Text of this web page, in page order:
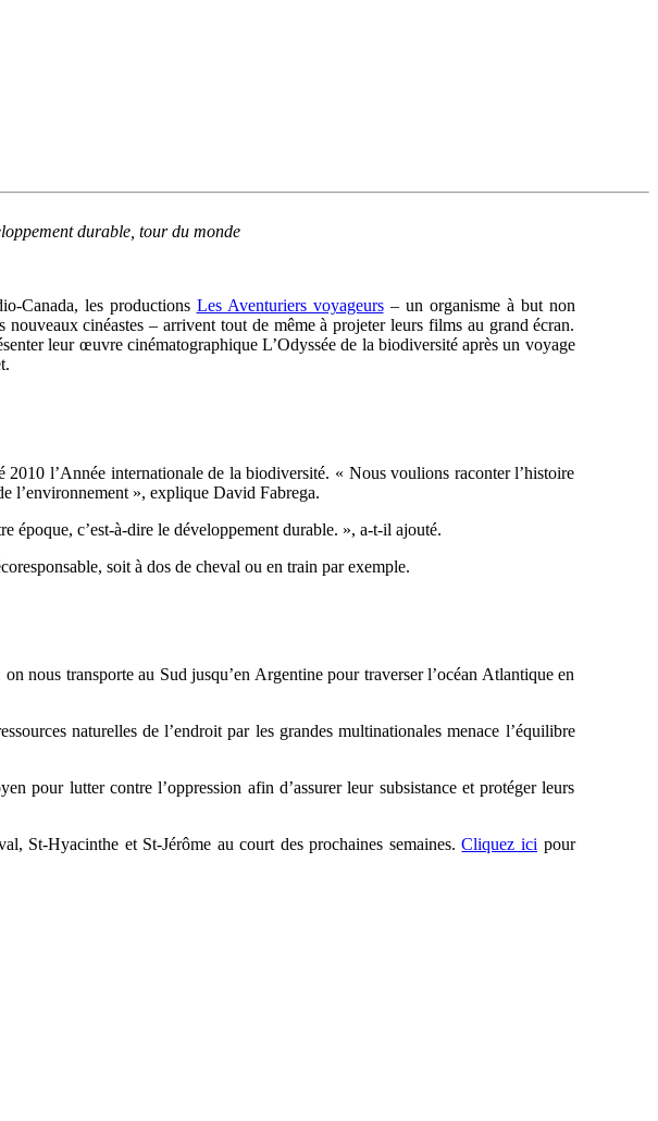
durable, tour du monde
Canada, les productions Les Aventuriers voyageurs– un organisme à but non
cinéastes – arrivent tout de même à projeter leurs films au grand écran.
leur œuvre cinématographique L’Odyssée de la biodiversité après un voyage
l’Année internationale de la biodiversité. « Nous voulions raconter l’histoire
l’environnement », explique David Fabrega.
c’est-à-dire le développement durable. », a-t-il ajouté.
soit à dos de cheval ou en train par exemple.
nous transporte au Sud jusqu’en Argentine pour traverser l’océan Atlantique en
naturelles de l’endroit par les grandes multinationales menace l’équilibre
pour lutter contre l’oppression afin d’assurer leur subsistance et protéger leurs
St-Hyacinthe et St-Jérôme au court des prochaines semaines.Cliquez ici pour